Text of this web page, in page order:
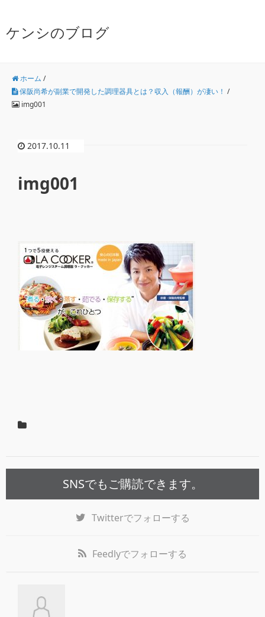
ケンシのブログ
ホーム /
保阪尚希が副業で開発した調理器具とは？収入（報酬）が凄い！ /
img001
2017.10.11
img001
SNSでもご購読できます。
Twitterでフォローする
Feedlyでフォローする